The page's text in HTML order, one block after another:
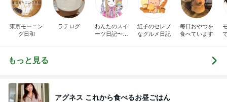
東京モーニン
グ日和
ラテログ
わんたのスイ
ーツ日記〜小
紅子のセレブ
なグルメ日記
毎日おやつを
食べています
もっと見る
アグネス これから食べるお昼ごはん